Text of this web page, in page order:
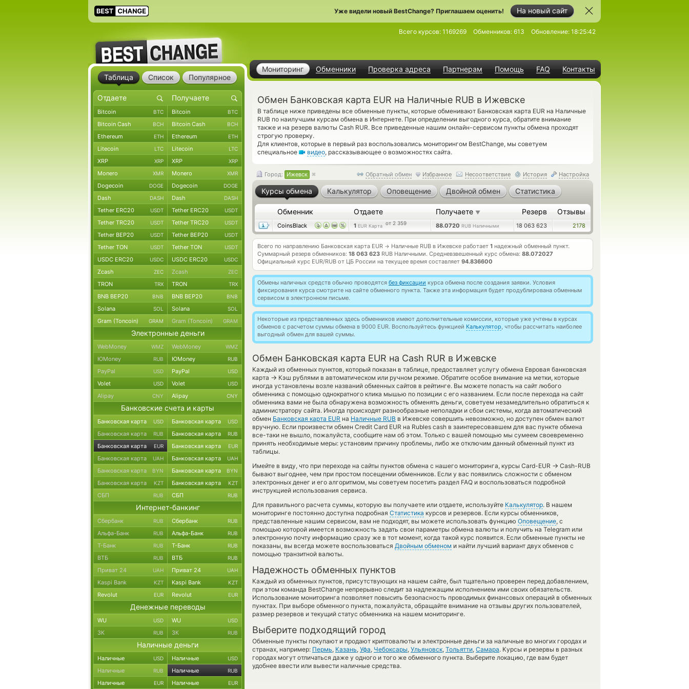
На новый сайт
Уже видели новый BestChange? Приглашаем оценить!
Мониторинг Обменники Проверка адреса Партнерам Помощь FAQ Контакты
Всего курсов: 1169269 Обменников: 613 Обновление: 18:25:42
Обмен Банковская карта EUR на Наличные RUB в Ижевске
В таблице ниже приведены все обменные пункты, которые обменивают Банковская карта EUR на Наличные
RUB по наилучшим курсам обмена в Интернете. При определении выгодного курса, обратите внимание
также и на резерв валюты Cash RUR. Все приведенные нашим онлайн-сервисом пункты обмена проходят
строгую проверку.
Для клиентов, которые в первый раз воспользовались мониторингом BestChange, мы советуем
специальное
видео, рассказывающее о возможностях сайта.
Обратный обмен Избранное Несоответствие История Настройка
Город: Ижевск
Курсы обмена Калькулятор Оповещение Двойной обмен Статистика
Обменник Отдаете Получаете ▼ Резерв Отзывы
CoinsBlack 1 EUR Карта от 2 359 88.0720 RUB Наличными 18 063 623 2178
Всего по направлению Банковская карта EUR → Наличные RUB в Ижевске работает 1 надежный обменный пункт.
Суммарный резерв обменников: 18 063 623 RUB Наличными. Средневзвешенный курс обмена: 88.072027
Официальный курс EUR/RUB от ЦБ России на текущее время составляет 94.836600
Обмены наличных средств обычно проводятся без фиксации курса обмена после создания заявки. Условия
фиксирования курса смотрите на сайте обменного пункта. Также эта информация будет продублирована обменным
сервисом в электронном письме.
Некоторые из представленных здесь обменников имеют дополнительные комиссии, которые уже учтены в курсах
обменов с расчетом суммы обмена в 9000 EUR. Воспользуйтесь функцией Калькулятор, чтобы рассчитать наиболее
выгодный обмен для вашей суммы.
Обмен Банковская карта EUR на Cash RUR в Ижевске
Каждый из обменных пунктов, который показан в таблице, предоставляет услугу обмена Евровая банковская
карта → Кэш рублями в автоматическом или ручном режиме. Обратите особое внимание на метки, которые
иногда установлены возле названий обменных сайтов в рейтинге. Вы можете попасть на сайт любого
обменника с помощью однократного клика мышью по позиции с его названием. Если после перехода на сайт
обменника вами не была обнаружена возможность обменять деньги, советуем незамедлительно обратиться к
администратору сайта. Иногда происходят разнообразные неполадки и сбои системы, когда автоматический
обмен Банковская карта EUR на Наличные RUB в Ижевске совершить невозможно, но доступен обмен валют
вручную. Если произвести обмен Credit Card EUR на Rubles cash в заинтересовавшем для вас пункте обмена
все-таки не вышло, пожалуйста, сообщите нам об этом. Только с вашей помощью мы сумеем своевременно
принять необходимые меры: установим причину проблемы, либо же отключим данный обменный пункт из
таблицы.
Имейте в виду, что при переходе на сайты пунктов обмена с нашего мониторинга, курсы Card-EUR → Cash-RUB
бывают выгоднее, чем при простом посещении обменников. Если у вас появились сложности с обменом
электронных денег и его алгоритмом, мы советуем посетить раздел FAQ и воспользоваться подробной
инструкцией использования сервиса.
Для правильного расчета суммы, которую вы получаете или отдаете, используйте Калькулятор. В нашем
мониторинге постоянно доступна подробная Статистика курсов и резервов. Если курсы обменников,
представленные нашим сервисом, вам не подходят, вы можете использовать функцию Оповещение, с
помощью которой имеется возможность задать свои параметры обмена валюты и получить на Telegram или
электронную почту информацию сразу же в тот момент, когда такой курс появится. Если обменные пункты не
показаны, вы всегда можете воспользоваться Двойным обменом и найти лучший вариант двух обменов с
помощью транзитной валюты.
Надежность обменных пунктов
Каждый из обменных пунктов, присутствующих на нашем сайте, был тщательно проверен перед добавлением,
при этом команда BestChange непрерывно следит за надлежащим исполнением ими своих обязательств.
Использование мониторинга позволяет повысить безопасность проводимых финансовых операций в обменных
пунктах. При выборе обменного пункта, пожалуйста, обращайте внимание на отзывы других пользователей,
размер резервов и текущий статус обменника на нашем мониторинге.
Выберите подходящий город
Обменные пункты покупают и продают криптовалюты и электронные деньги за наличные во многих городах и
странах, например: Пермь, Казань, Уфа, Чебоксары, Ульяновск, Тольятти, Самара. Курсы и резервы в разных
городах могут отличаться даже у одного и того же обменного пункта. Выберите локацию, где вам будет
удобнее ввести или вывести наличные средства.
Таблица Список Популярное
Bitcoin BTC Bitcoin BTC
Bitcoin Cash BCH Bitcoin Cash BCH
Ethereum ETH Ethereum ETH
Litecoin LTC Litecoin LTC
XRP XRP XRP XRP
Monero XMR Monero XMR
Dogecoin DOGE Dogecoin DOGE
Dash DASH Dash DASH
Tether ERC20 USDT Tether ERC20 USDT
Tether TRC20 USDT Tether TRC20 USDT
Tether BEP20 USDT Tether BEP20 USDT
Tether TON USDT Tether TON USDT
USDC ERC20 USDC USDC ERC20 USDC
Zcash ZEC Zcash ZEC
TRON TRX TRON TRX
BNB BEP20 BNB BNB BEP20 BNB
Solana SOL Solana SOL
Gram (Toncoin) GRAM Gram (Toncoin) GRAM
Электронные деньги
WebMoney WMZ WebMoney WMZ
ЮMoney RUB ЮMoney RUB
PayPal USD PayPal USD
Volet USD Volet USD
Alipay CNY Alipay CNY
Банковские счета и карты
Банковская карта USD Банковская карта USD
Банковская карта RUB Банковская карта RUB
Банковская карта EUR Банковская карта EUR
Банковская карта UAH Банковская карта UAH
Банковская карта BYN Банковская карта BYN
Банковская карта KZT Банковская карта KZT
СБП RUB СБП RUB
Интернет-банкинг
Сбербанк RUB Сбербанк RUB
Альфа-Банк RUB Альфа-Банк RUB
Т-Банк RUB Т-Банк RUB
ВТБ RUB ВТБ RUB
Приват 24 UAH Приват 24 UAH
Kaspi Bank KZT Kaspi Bank KZT
Revolut EUR Revolut EUR
Денежные переводы
WU USD WU USD
ЗК RUB ЗК RUB
Наличные деньги
Наличные USD Наличные USD
Наличные RUB Наличные RUB
Наличные EUR Наличные EUR